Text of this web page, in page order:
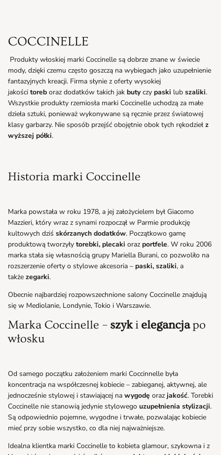
COCCINELLE
Produkty włoskiej marki Coccinelle są dobrze znane w świecie
mody, dzięki czemu często goszczą na wybiegach jako uzupełnienie
fantazyjnych kreacji. Firma słynie z oferty wysokiej
jakości toreb oraz dodatków takich jak buty czy paski lub szaliki.
Wszystkie produkty rzemiosła marki Coccinelle uchodzą za małe
dzieła sztuki, ponieważ wykonywane są ręcznie przez światowej
klasy garbarzy. Nie sposób przejść obojętnie obok tych rękodzieł z
wyższej półki.
Historia marki Coccinelle
Marka powstała w roku 1978, a jej założycielem był Giacomo
Mazzieri, który wraz z synami rozpoczął w Parmie produkcję
kultowych dziś skórzanych dodatków. Początkowo gamę
produktową tworzyły torebki, plecaki oraz portfele. W roku 2006
marka stała się własnością grupy Mariella Burani, co pozwoliło na
rozszerzenie oferty o stylowe akcesoria – paski, szaliki, a
także zegarki.
Obecnie najbardziej rozpowszechnione salony Coccinelle znajdują
się w Mediolanie, Londynie, Tokio i Warszawie.
Marka Coccinelle – szyk i elegancja po
włosku
Od samego początku założeniem marki Coccinnelle była
koncentracja na współczesnej kobiecie – zabieganej, aktywnej, ale
jednocześnie stylowej i stawiającej na wygodę oraz jakość. Torebki
Coccinelle nie stanowią jedynie stylowego uzupełnienia stylizacji.
Są odpowiednio pojemne, wygodne i trwałe, pozwalając kobiecie
mieć przy sobie wszystko, co dla niej najważniejsze.
Idealna klientka marki Coccinelle to kobieta glamour, szykowna i z